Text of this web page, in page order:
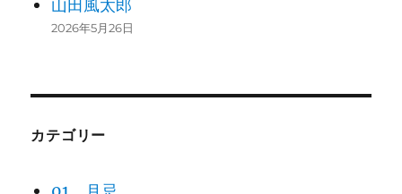
山田風太郎
2026年5月26日
カテゴリー